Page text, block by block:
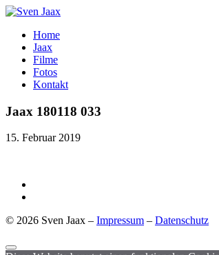
Home
Jaax
Filme
Fotos
Kontakt
Jaax 180118 033
15. Februar 2019
© 2026 Sven Jaax – Impressum – Datenschutz